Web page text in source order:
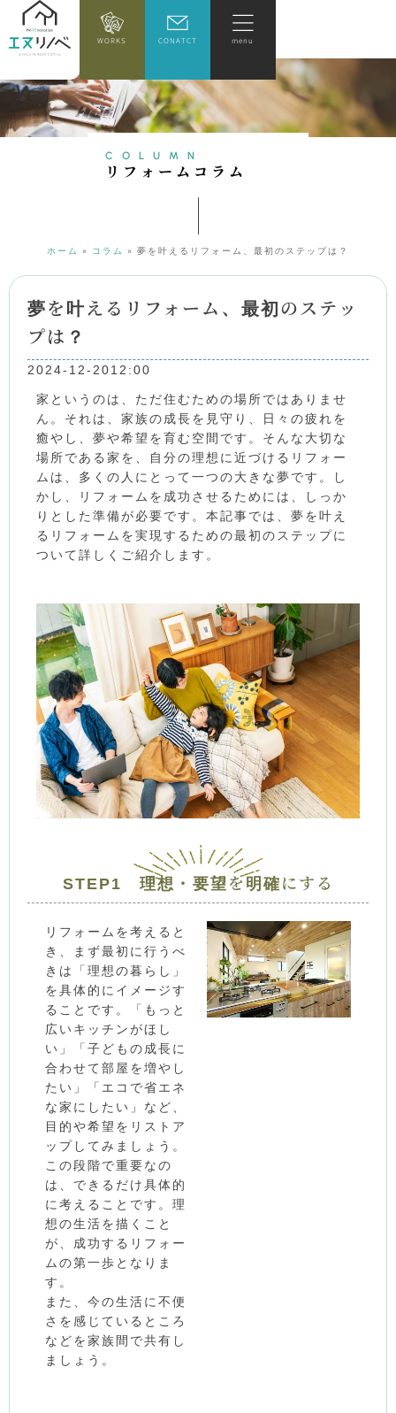
WORKS CONATCT menu
COLUMN
リ フ ォ ー ム コ ラ ム
ホーム » コラム » 夢を叶えるリフォーム、最初のステップは？
夢を叶えるリフォーム、最初のステッ
プは？
2024-12-2012:00
家というのは、ただ住むための場所ではありませ
ん。それは、家族の成長を見守り、日々の疲れを
癒やし、夢や希望を育む空間です。そんな大切な
場所である家を、自分の理想に近づけるリフォー
ムは、多くの人にとって一つの大きな夢です。し
かし、リフォームを成功させるためには、しっか
りとした準備が必要です。本記事では、夢を叶え
るリフォームを実現するための最初のステップに
ついて詳しくご紹介します。
STEP1 理想・要望を明確にする
リフォームを考えると
き、まず最初に行うべ
きは「理想の暮らし」
を具体的にイメージす
ることです。「もっと
広いキッチンがほし
い」「子どもの成長に
合わせて部屋を増やし
たい」「エコで省エネ
な家にしたい」など、
目的や希望をリストア
ップしてみましょう。
この段階で重要なの
は、できるだけ具体的
に考えることです。理
想の生活を描くこと
が、成功するリフォー
ムの第一歩となりま
す。
また、今の生活に不便
さを感じているところ
などを家族間で共有し
ましょう。